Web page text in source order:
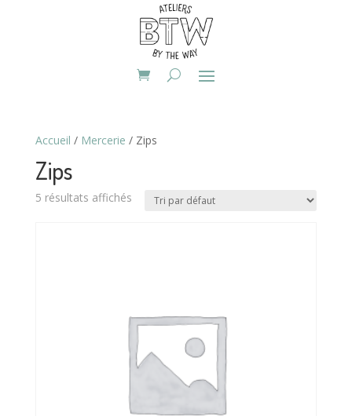
Accueil / Mercerie / Zips
Zips
5 résultats affichés